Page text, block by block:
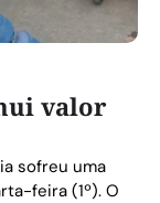
valor
sofreu uma
feira (1º). O